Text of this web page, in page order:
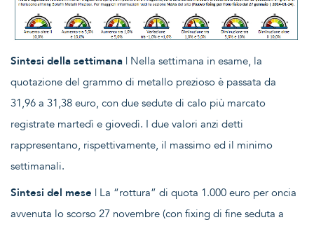
Sintesi della settimana | Nella settimana in esame, la
quotazione del grammo di metallo prezioso è passata da
31,96 a 31,38 euro, con due sedute di calo più marcato
registrate martedì e giovedì. I due valori anzi detti
rappresentano, rispettivamente, il massimo ed il minimo
settimanali.
Sintesi del mese | La “rottura” di quota 1.000 euro per oncia
avvenuta lo scorso 27 novembre (con fixing di fine seduta a